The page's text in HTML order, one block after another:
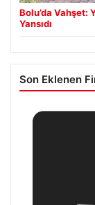
Bolu’da Vahşet:
Yansıdı
Son Eklenen